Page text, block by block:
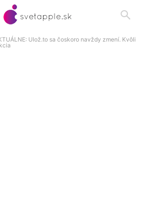
Ulož.to sa čoskoro navždy zmení. Kvôli